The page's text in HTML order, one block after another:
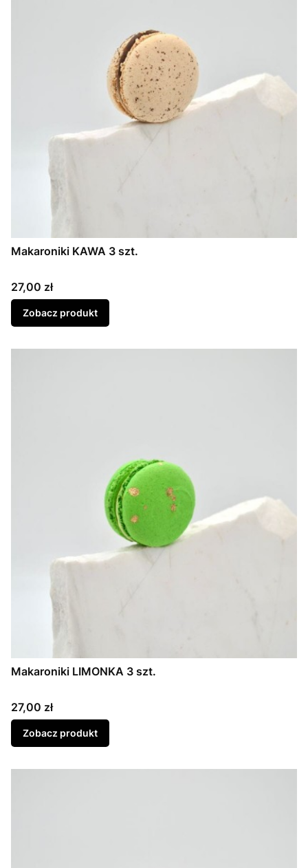
Makaroniki KAWA 3 szt.
Cena
27,00 zł
Zobacz produkt
Makaroniki LIMONKA 3 szt.
Cena
27,00 zł
Zobacz produkt